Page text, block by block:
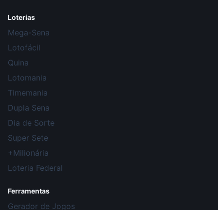
Loterias
Mega-Sena
Lotofácil
Quina
Lotomania
Timemania
Dupla Sena
Dia de Sorte
Super Sete
+Milionária
Loteria Federal
Ferramentas
Gerador de Jogos